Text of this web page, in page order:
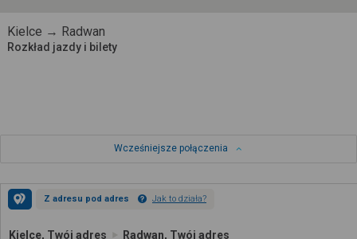
Kielce → Radwan
Rozkład jazdy i bilety
Wcześniejsze połączenia
Z adresu pod adres Jak to działa?
Kielce, Twój adres Radwan, Twój adres